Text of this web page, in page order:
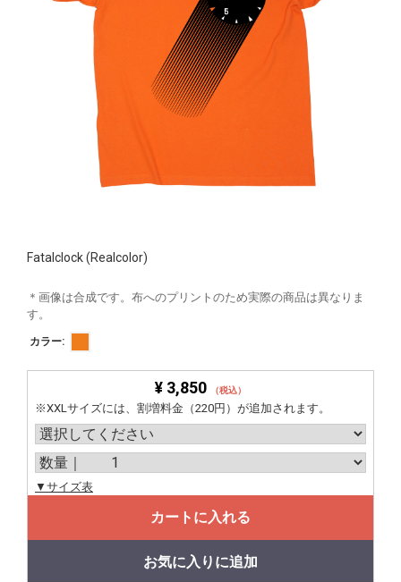
Fatalclock (Realcolor)
＊画像は合成です。布へのプリントのため実際の商品は異なりま
す。
カラー:
¥ 3,850 （税込）
※XXLサイズには、割増料金（220円）が追加されます。
▼サイズ表
カートに入れる
お気に入りに追加